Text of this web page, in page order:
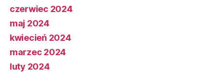
czerwiec 2024
maj 2024
kwiecień 2024
marzec 2024
luty 2024